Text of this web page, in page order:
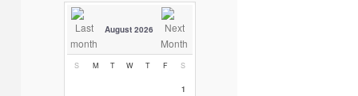
August 2026
S M T W T F S
1